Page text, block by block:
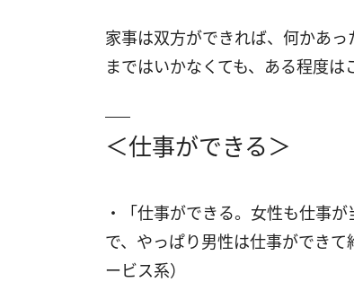
家事は双方ができれば、何かあ
まではいかなくても、ある程度は
＜仕事ができる＞
・「仕事ができる。女性も仕事
で、やっぱり男性は仕事ができ
ービス系）